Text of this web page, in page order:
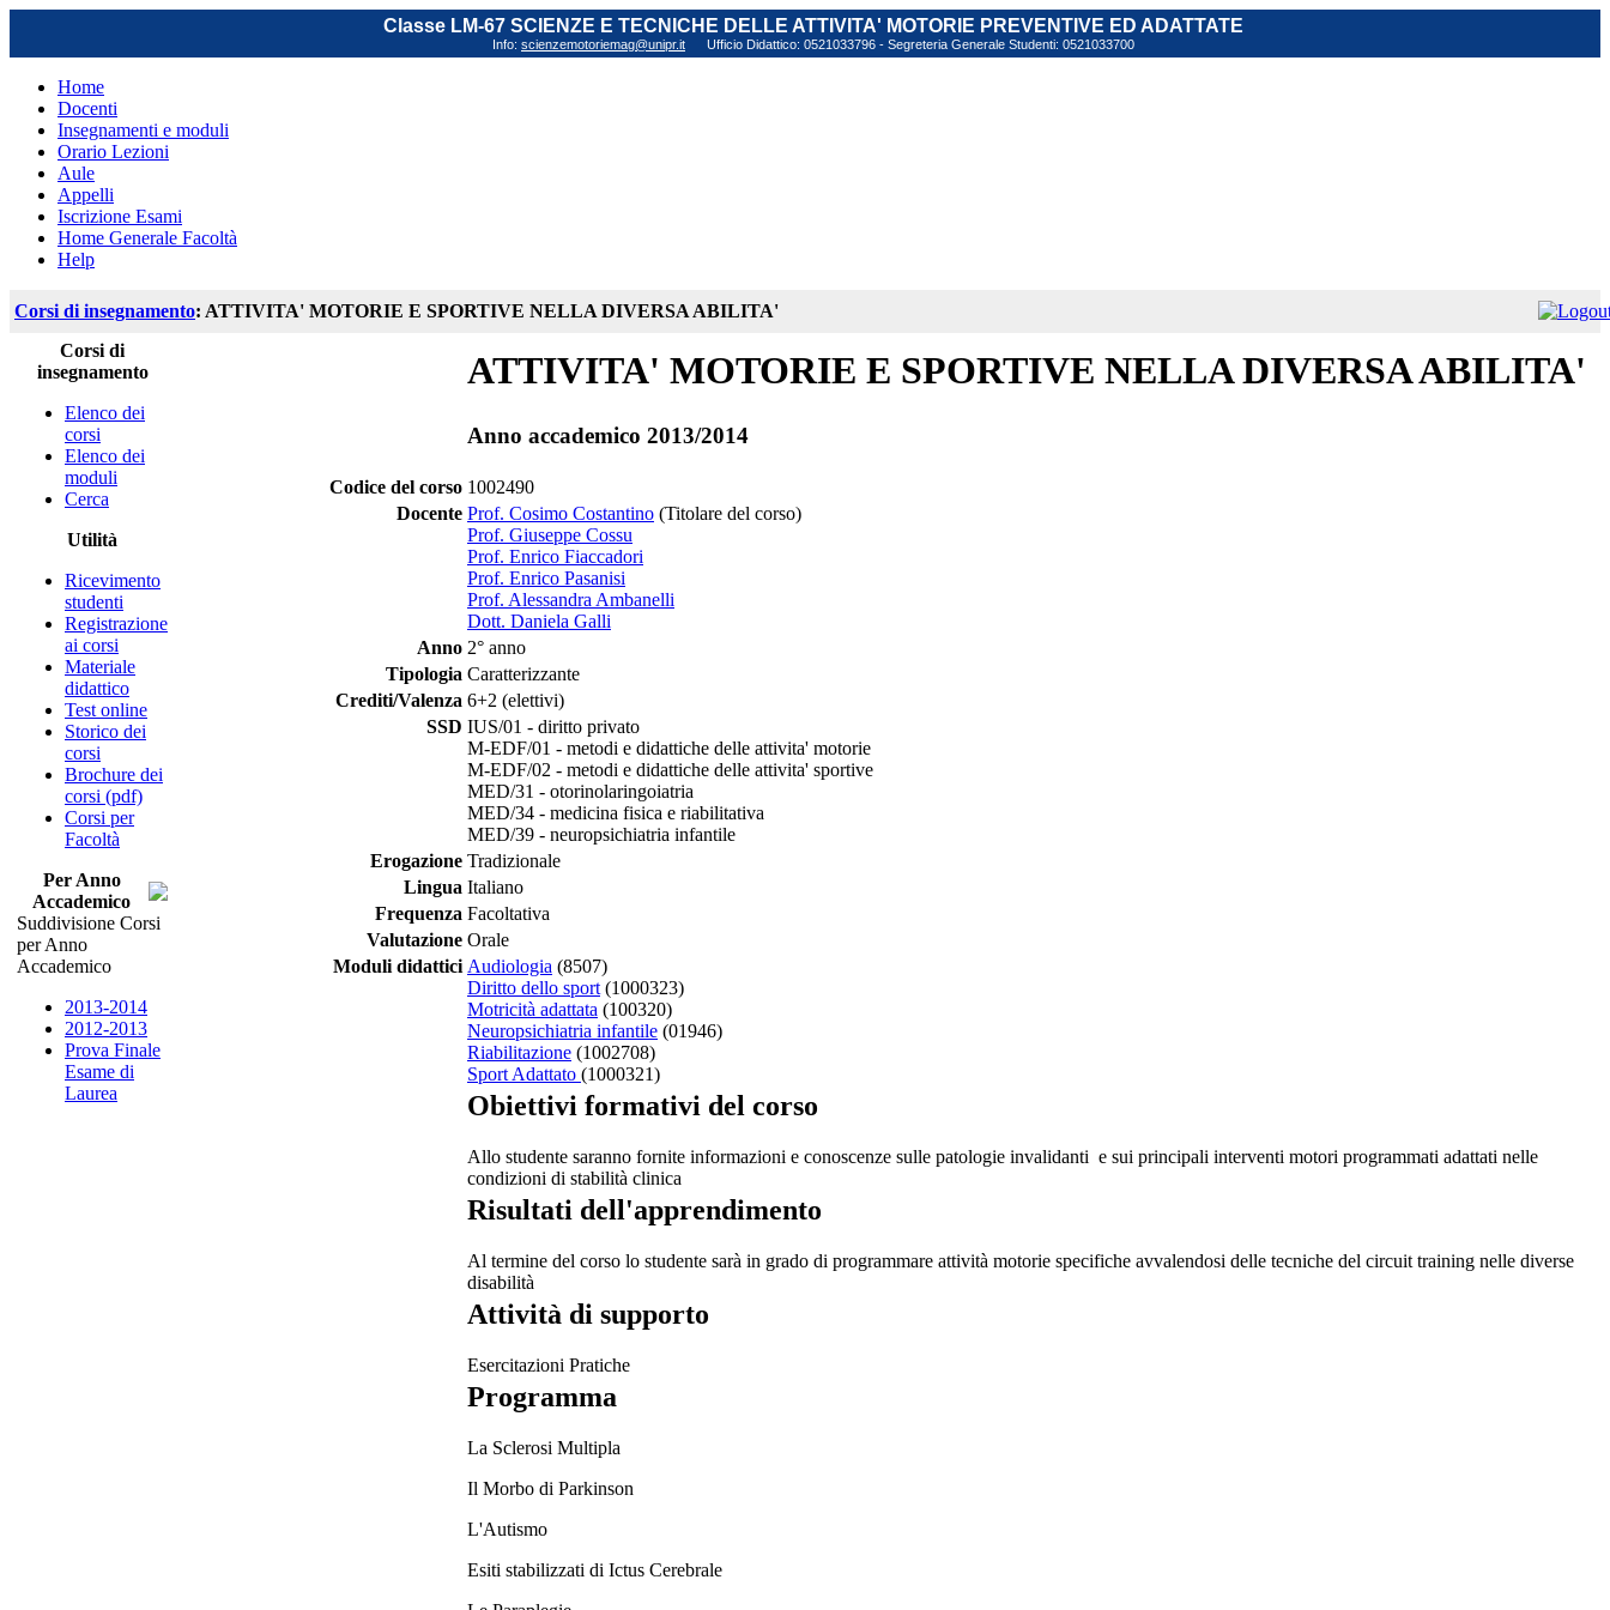
Classe LM-67 SCIENZE E TECNICHE DELLE ATTIVITA' MOTORIE PREVENTIVE ED ADATTATE
Info: scienzemotoriemag@unipr.it Ufficio Didattico: 0521033796 - Segreteria Generale Studenti: 0521033700
Home
Docenti
Insegnamenti e moduli
Orario Lezioni
Aule
Appelli
Iscrizione Esami
Home Generale Facoltà
Help
Corsi di insegnamento: ATTIVITA' MOTORIE E SPORTIVE NELLA DIVERSA ABILITA'
Corsi di
insegnamento
Elenco dei
corsi
Elenco dei
moduli
Cerca
Utilità
Ricevimento
studenti
Registrazione
ai corsi
Materiale
didattico
Test online
Storico dei
corsi
Brochure dei
corsi (pdf)
Corsi per
Facoltà
Per Anno
Accademico
Suddivisione Corsi
per Anno
Accademico
2013-2014
2012-2013
Prova Finale
Esame di
Laurea
ATTIVITA' MOTORIE E SPORTIVE NELLA DIVERSA ABILITA'
Anno accademico 2013/2014
Codice del corso 1002490
Docente Prof. Cosimo Costantino (Titolare del corso)
Prof. Giuseppe Cossu
Prof. Enrico Fiaccadori
Prof. Enrico Pasanisi
Prof. Alessandra Ambanelli
Dott. Daniela Galli
Anno 2° anno
Tipologia Caratterizzante
Crediti/Valenza 6+2 (elettivi)
SSD IUS/01 - diritto privato
M-EDF/01 - metodi e didattiche delle attivita' motorie
M-EDF/02 - metodi e didattiche delle attivita' sportive
MED/31 - otorinolaringoiatria
MED/34 - medicina fisica e riabilitativa
MED/39 - neuropsichiatria infantile
Erogazione Tradizionale
Lingua Italiano
Frequenza Facoltativa
Valutazione Orale
Moduli didattici Audiologia (8507)
Diritto dello sport (1000323)
Motricità adattata (100320)
Neuropsichiatria infantile (01946)
Riabilitazione (1002708)
Sport Adattato (1000321)
Obiettivi formativi del corso
Allo studente saranno fornite informazioni e conoscenze sulle patologie invalidanti e sui principali interventi motori programmati adattati nelle
condizioni di stabilità clinica
Risultati dell'apprendimento
Al termine del corso lo studente sarà in grado di programmare attività motorie specifiche avvalendosi delle tecniche del circuit training nelle diverse
disabilità
Attività di supporto
Esercitazioni Pratiche
Programma
La Sclerosi Multipla
Il Morbo di Parkinson
L'Autismo
Esiti stabilizzati di Ictus Cerebrale